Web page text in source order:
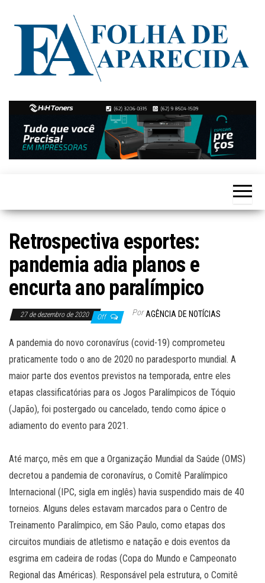
Folha de
Aparecida
Notícias
de
Aparecida
de
Goiânia
Retrospectiva esportes:
pandemia adia planos e
encurta ano paralímpico
27 de dezembro de 2020 Off Por AGÊNCIA DE NOTÍCIAS
A pandemia do novo coronavírus (covid-19) comprometeu
praticamente todo o ano de 2020 no paradesporto mundial. A
maior parte dos eventos previstos na temporada, entre eles
etapas classificatórias para os Jogos Paralímpicos de Tóquio
(Japão), foi postergado ou cancelado, tendo como ápice o
adiamento do evento para 2021.
Até março, mês em que a Organização Mundial da Saúde (OMS)
decretou a pandemia de coronavírus, o Comitê Paralímpico
Internacional (IPC, sigla em inglês) havia suspendido mais de 40
torneios. Alguns deles estavam marcados para o Centro de
Treinamento Paralímpico, em São Paulo, como etapas dos
circuitos mundiais de atletismo e natação e dois eventos da
esgrima em cadeira de rodas (Copa do Mundo e Campeonato
Regional das Américas). Responsável pela estrutura, o Comitê